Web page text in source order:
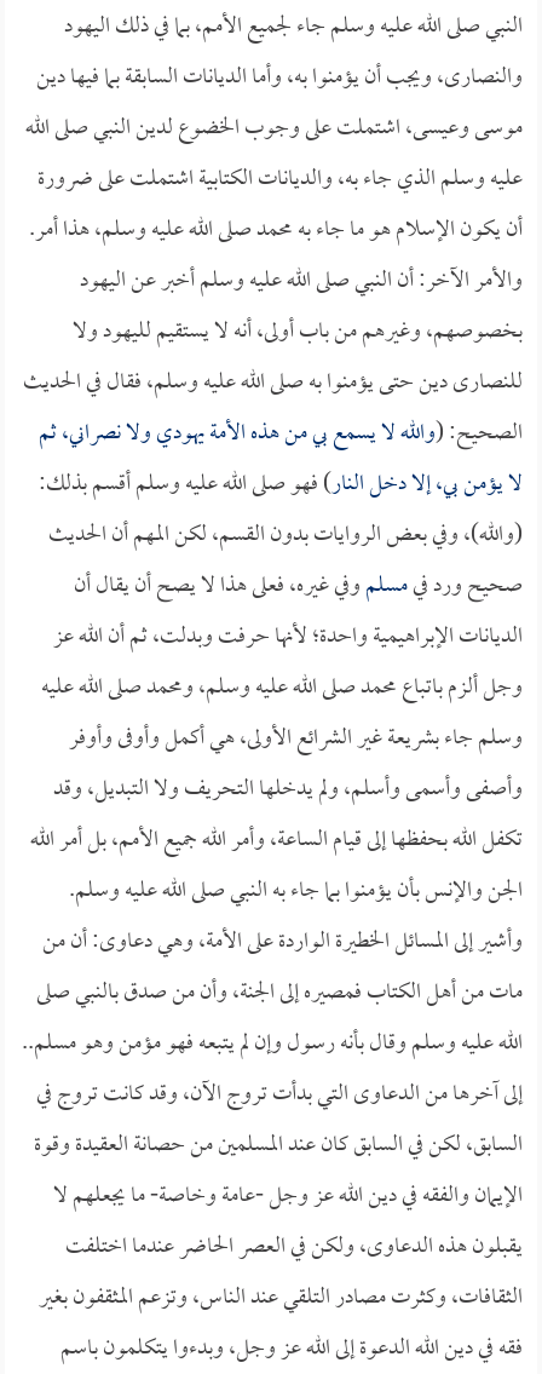
النبي صلى الله عليه وسلم جاء لجميع الأمم، بما في ذلك اليهود
والنصارى، ويجب أن يؤمنوا به، وأما الديانات السابقة بما فيها دين
موسى وعيسى، اشتملت على وجوب الخضوع لدين النبي صلى الله
عليه وسلم الذي جاء به، والديانات الكتابية اشتملت على ضرورة
أن يكون الإسلام هو ما جاء به محمد صلى الله عليه وسلم، هذا أمر.
والأمر الآخر: أن النبي صلى الله عليه وسلم أخبر عن اليهود
بخصوصهم، وغيرهم من باب أولى، أنه لا يستقيم لليهود ولا
للنصارى دين حتى يؤمنوا به صلى الله عليه وسلم، فقال في الحديث
الصحيح: (والله لا يسمع بي من هذه الأمة يهودي ولا نصراني، ثم
لا يؤمن بي، إلا دخل النار) فهو صلى الله عليه وسلم أقسم بذلك:
(والله)، وفي بعض الروايات بدون القسم، لكن المهم أن الحديث
صحيح ورد فيمسلموفي غيره، فعلى هذا لا يصح أن يقال أن
الديانات الإبراهيمية واحدة؛ لأنها حرفت وبدلت، ثم أن الله عز
وجل ألزم باتباع محمد صلى الله عليه وسلم، ومحمد صلى الله عليه
وسلم جاء بشريعة غير الشرائع الأولى، هي أكمل وأوفى وأوفر
وأصفى وأسمى وأسلم، ولم يدخلها التحريف ولا التبديل، وقد
تكفل الله بحفظها إلى قيام الساعة، وأمر الله جميع الأمم، بل أمر الله
الجن والإنس بأن يؤمنوا بما جاء به النبي صلى الله عليه وسلم.
وأشير إلى المسائل الخطيرة الواردة على الأمة، وهي دعاوى: أن من
مات من أهل الكتاب فمصيره إلى الجنة، وأن من صدق بالنبي صلى
الله عليه وسلم وقال بأنه رسول وإن لم يتبعه فهو مؤمن وهو مسلم..
إلى آخرها من الدعاوى التي بدأت تروج الآن، وقد كانت تروج في
السابق، لكن في السابق كان عند المسلمين من حصانة العقيدة وقوة
الإيمان والفقه في دين الله عز وجل -عامة وخاصة- ما يجعلهم لا
يقبلون هذه الدعاوى، ولكن في العصر الحاضر عندما اختلفت
الثقافات، وكثرت مصادر التلقي عند الناس، وتزعم المثقفون بغير
فقه في دين الله الدعوة إلى الله عز وجل، وبدءوا يتكلمون باسم